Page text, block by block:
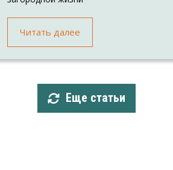
Читать далее
Еще статьи